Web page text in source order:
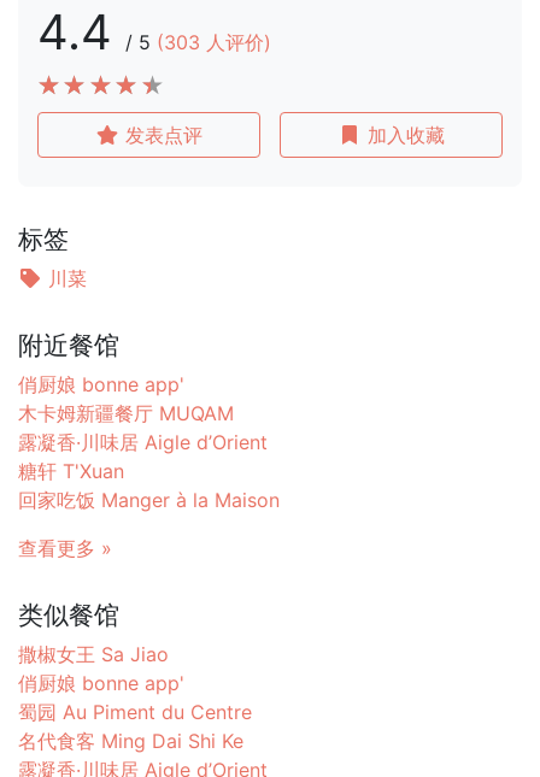
4.4 / 5 (303 人评价)
发表点评 加入收藏
标签
川菜
附近餐馆
俏厨娘 bonne app'
木卡姆新疆餐厅 MUQAM
露凝香·川味居 Aigle d’Orient
糖轩 T'Xuan
回家吃饭 Manger à la Maison
查看更多 »
类似餐馆
撒椒女王 Sa Jiao
俏厨娘 bonne app'
蜀园 Au Piment du Centre
名代食客 Ming Dai Shi Ke
露凝香·川味居 Aigle d’Orient